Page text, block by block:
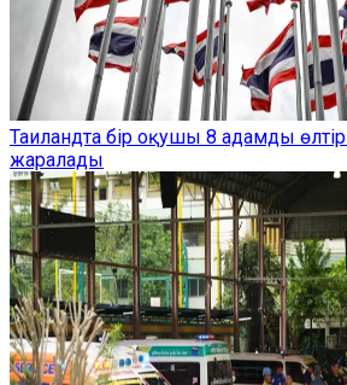
Таиландта бір оқушы 8 адамды
жаралады